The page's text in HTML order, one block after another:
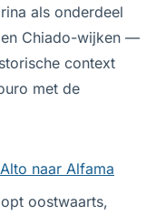
als onderdeel
Chiado-wijken —
context
met de
naar Alfama
oostwaarts,